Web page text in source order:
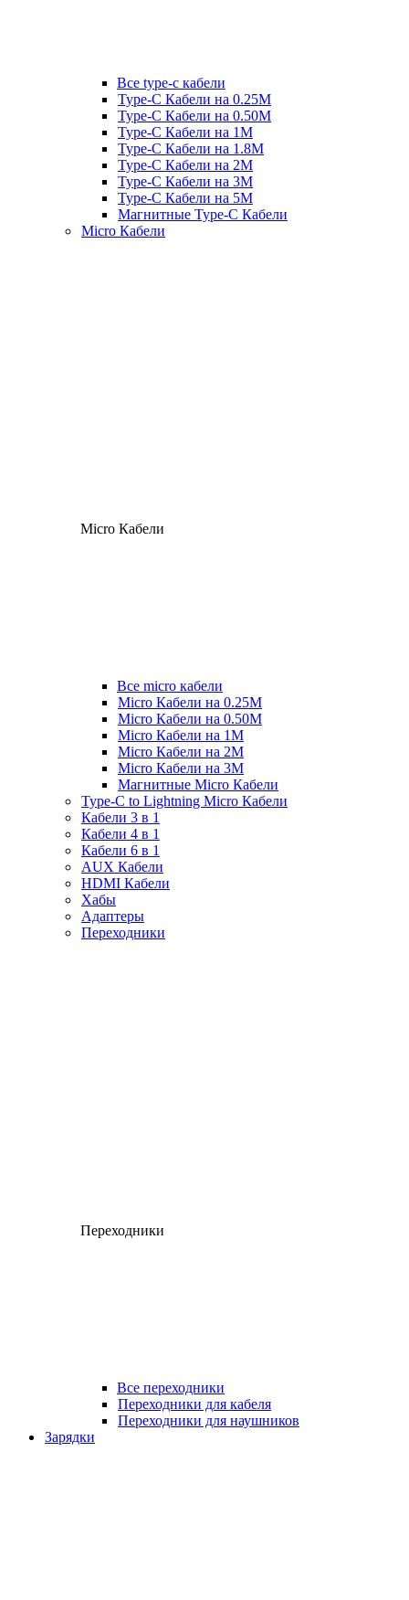
Все type-c кабели
Type-C Кабели на 0.25М
Type-C Кабели на 0.50М
Type-C Кабели на 1М
Type-C Кабели на 1.8М
Type-C Кабели на 2М
Type-C Кабели на 3М
Type-C Кабели на 5М
Магнитные Type-C Кабели
Micro Кабели
Micro Кабели
Все micro кабели
Micro Кабели на 0.25М
Micro Кабели на 0.50М
Micro Кабели на 1М
Micro Кабели на 2М
Micro Кабели на 3М
Магнитные Micro Кабели
Type-C to Lightning Micro Кабели
Кабели 3 в 1
Кабели 4 в 1
Кабели 6 в 1
AUX Кабели
HDMI Кабели
Хабы
Адаптеры
Переходники
Переходники
Все переходники
Переходники для кабеля
Переходники для наушников
Зарядки